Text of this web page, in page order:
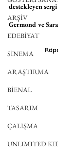
ARŞİV
EDEBİYAT
SİNEMA
ARAŞTIRMA
BİENAL
TASARIM
ÇALIŞMA
UNLIMITED
destekleyen
Germond ve